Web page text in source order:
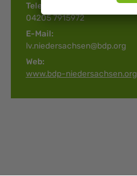
Telefon:
04205 7915972
E-Mail:
lv.niedersachsen@bdp.org
Web:
www.bdp-niedersachsen.org